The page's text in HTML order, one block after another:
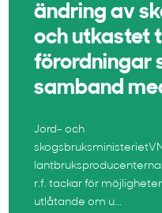
ändring av
och utkastet
förordningar
samband
Jord- och
r.f. tackar för
utlåtande om u...